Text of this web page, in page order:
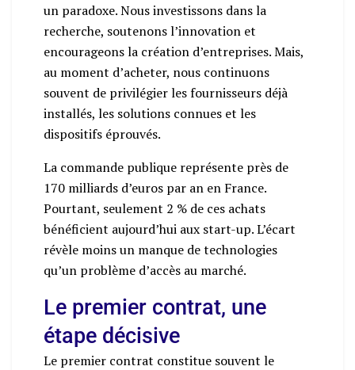
un paradoxe. Nous investissons dans la
recherche, soutenons l’innovation et
encourageons la création d’entreprises. Mais,
au moment d’acheter, nous continuons
souvent de privilégier les fournisseurs déjà
installés, les solutions connues et les
dispositifs éprouvés.
La commande publique représente près de
170 milliards d’euros par an en France.
Pourtant, seulement 2 % de ces achats
bénéficient aujourd’hui aux start-up. L’écart
révèle moins un manque de technologies
qu’un problème d’accès au marché.
Le premier contrat, une
étape décisive
Le premier contrat constitue souvent le